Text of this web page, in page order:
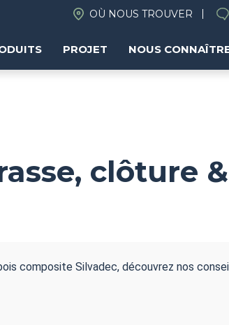
OÙ NOUS TROUVER
PROJET NOUS
clôture
composite Silvadec, découvrez nos